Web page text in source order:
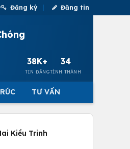
Đăng ký Đăng tin
38K+
TIN ĐĂNG
34
TỈNH THÀNH
TƯ VẤN
Kiều Trinh